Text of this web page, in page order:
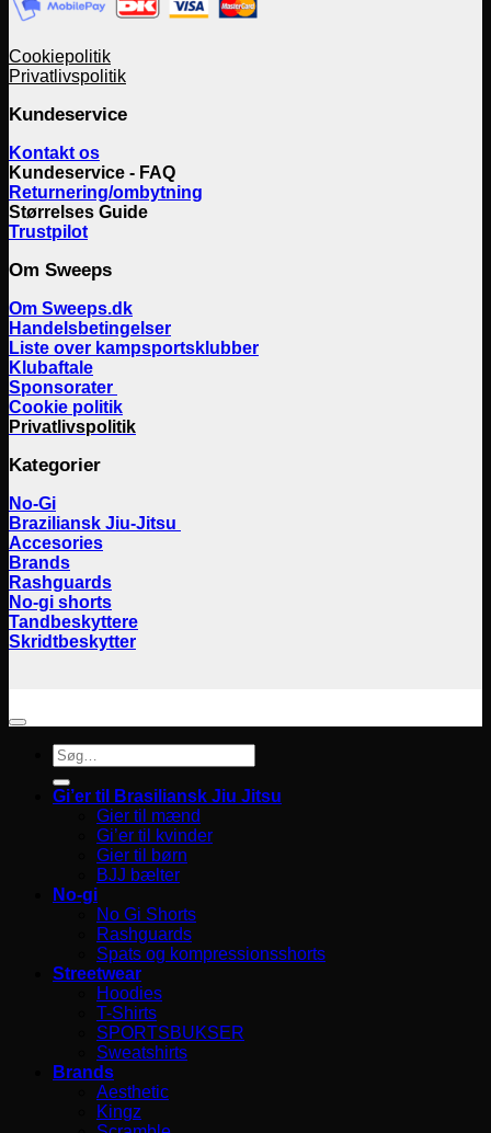
Cookiepolitik
Privatlivspolitik
Kundeservice
Kontakt os
Kundeservice - FAQ
Returnering/ombytning
Størrelses Guide
Trustpilot
Om Sweeps
Om Sweeps.dk
Handelsbetingelser
Liste over kampsportsklubber
Klubaftale
Sponsorater
Cookie politik
Privatlivspolitik
Kategorier
No-Gi
Braziliansk Jiu-Jitsu
Accesories
Brands
Rashguards
No-gi shorts
Tandbeskyttere
Skridtbeskytter
Søg
efter:
Gi’er til Brasiliansk Jiu Jitsu
Gier til mænd
Gi’er til kvinder
Gier til børn
BJJ bælter
No-gi
No Gi Shorts
Rashguards
Spats og kompressionsshorts
Streetwear
Hoodies
T-Shirts
SPORTSBUKSER
Sweatshirts
Brands
Aesthetic
Kingz